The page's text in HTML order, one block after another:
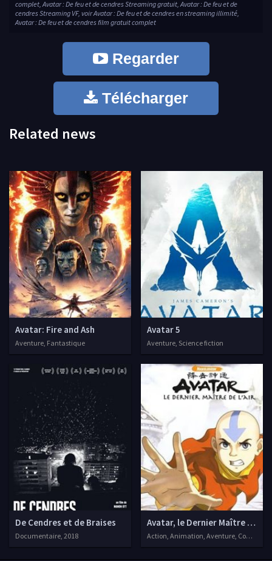
complet, Avatar : De feu et de cendres Streaming gratuit, Avatar : De feu et de
cendres Streaming VF, voir Avatar : De feu et de cendres en streaming illimité,
Avatar : De feu et de cendres film gratuit complet
Regarder
Télécharger
Related news
Avatar: Fire and Ash
Aventure, Fantastique
Avatar 5
Aventure, Science fiction
De Cendres et de Braises
Documentaire, 2018
Avatar, le Dernier Maître de
Action, Animation, Aventure, Comédie,